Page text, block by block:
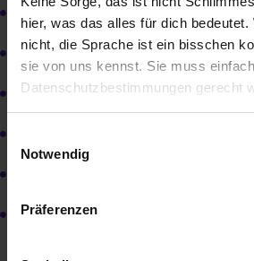
hier, was das alles für dich bedeutet.
nicht, die Sprache ist ein bisschen
sie von uns kennst. Sie muss
Datenschutzbestimmungen gerecht
Benutzung der Webseite getroffenen
Notwendig
Präferenzen
Bachelor of Engineering - Elektrotechnik
Bachelor of Engineering - Luft- und
Bachelor of Engineering - Aerospace
Bachelor of Science - Informatik,